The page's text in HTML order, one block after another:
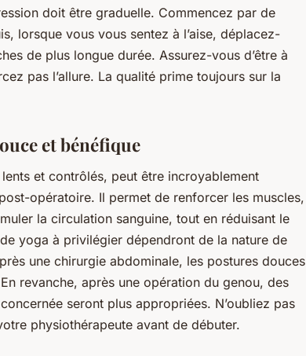
doit être graduelle. Commencez par de
lorsque vous vous sentez à l’aise, déplacez-
de plus longue durée. Assurez-vous d’être à
pas l’allure. La qualité prime toujours sur la
et bénéfique
et contrôlés, peut être incroyablement
opératoire. Il permet de renforcer les muscles,
la circulation sanguine, tout en réduisant le
yoga à privilégier dépendront de la nature de
une chirurgie abdominale, les postures douces
revanche, après une opération du genou, des
seront plus appropriées. N’oubliez pas
physiothérapeute avant de débuter.